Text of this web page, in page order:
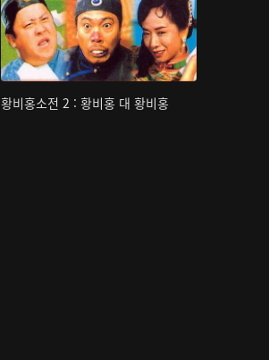
황비홍소전 2 : 황비홍 대 황비홍